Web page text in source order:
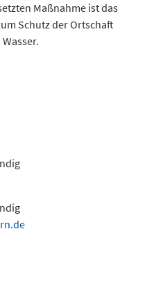
Maßnahme ist das
Schutz der Ortschaft